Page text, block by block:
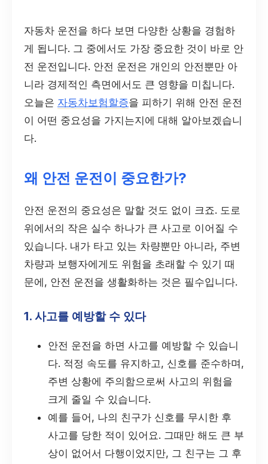
자동차 운전을 하다 보면 다양한 상황을 경험하
게 됩니다. 그 중에서도 가장 중요한 것이 바로 안
전 운전입니다. 안전 운전은 개인의 안전뿐만 아
니라 경제적인 측면에서도 큰 영향을 미칩니다.
오늘은 자동차보험할증을 피하기 위해 안전 운전
이 어떤 중요성을 가지는지에 대해 알아보겠습니
다.
왜 안전 운전이 중요한가?
안전 운전의 중요성은 말할 것도 없이 크죠. 도로
위에서의 작은 실수 하나가 큰 사고로 이어질 수
있습니다. 내가 타고 있는 차량뿐만 아니라, 주변
차량과 보행자에게도 위험을 초래할 수 있기 때
문에, 안전 운전을 생활화하는 것은 필수입니다.
1. 사고를 예방할 수 있다
안전 운전을 하면 사고를 예방할 수 있습니
다. 적정 속도를 유지하고, 신호를 준수하며,
주변 상황에 주의함으로써 사고의 위험을
크게 줄일 수 있습니다.
예를 들어, 나의 친구가 신호를 무시한 후
사고를 당한 적이 있어요. 그때만 해도 큰 부
상이 없어서 다행이었지만, 그 친구는 그 후